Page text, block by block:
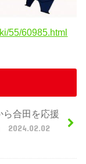
55/60985.html
ら合田を応援
2024.02.02